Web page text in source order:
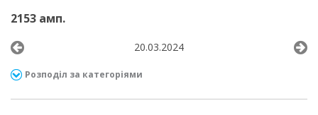
2153 амп.
20.03.2024
Розподіл за категоріями